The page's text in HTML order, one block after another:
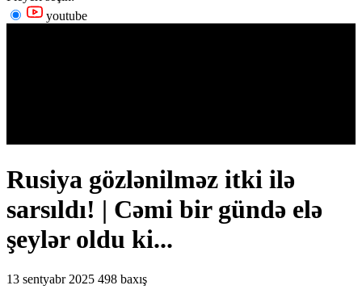
youtube
Rusiya gözlənilməz itki ilə
sarsıldı! | Cəmi bir gündə elə
şeylər oldu ki...
13 sentyabr 2025 498 baxış